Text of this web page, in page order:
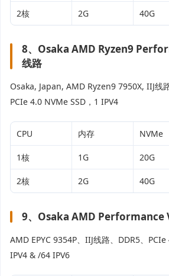
2核 2G 40G
8、Osaka AMD Ryzen9
线路
Osaka, Japan, AMD Ryzen9 7950X, IIJ线
PCIe 4.0 NVMe SSD，1 IPV4
CPU 内存 NVMe
1核 1G 20G
2核 2G 40G
9、Osaka AMD Performance
AMD EPYC 9354P、IIJ线路、DDR5、
IPV4 & /64 IPV6